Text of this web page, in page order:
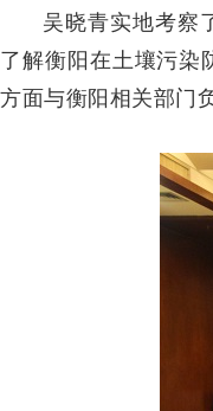
吴晓青实地考察
了解衡阳在土壤污染
方面与衡阳相关部门